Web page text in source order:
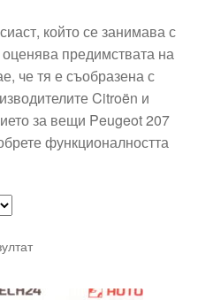
който се занимава с
предимствата на
че тя е съобразена с
Citroën и
за вещи Peugeot 207
функционалността